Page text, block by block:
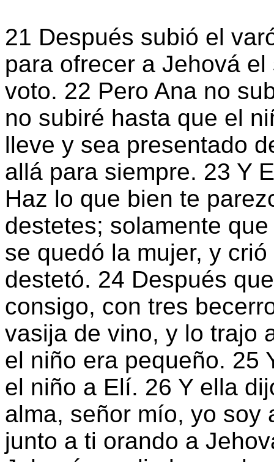
21 Después subió el
para ofrecer a Jehová
voto. 22 Pero Ana no
no subiré hasta que el
lleve y sea presentado
allá para siempre. 23 Y
Haz lo que bien te
destetes; solamente
se quedó la mujer, y
destetó. 24 Después
consigo, con tres
vasija de vino, y lo trajo
el niño era pequeño. 25
el niño a Elí. 26 Y ella
alma, señor mío, yo soy
junto a ti orando a